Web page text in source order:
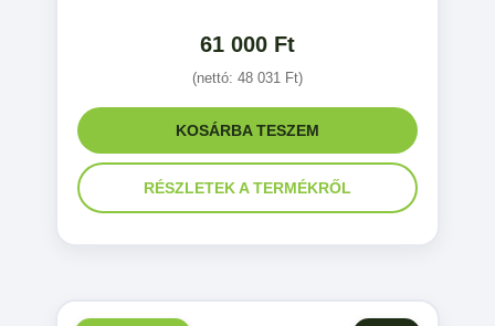
61 000 Ft
(nettó: 48 031 Ft)
KOSÁRBA TESZEM
RÉSZLETEK A TERMÉKRŐL